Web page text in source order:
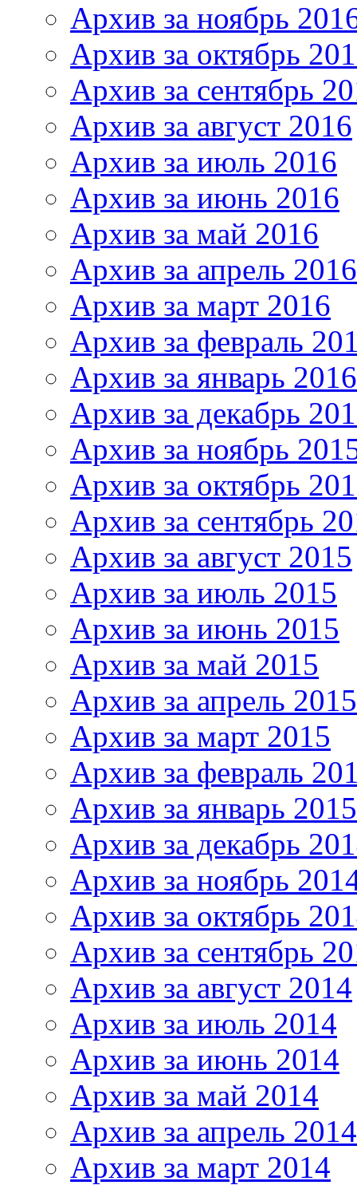
Архив за ноябрь
Архив за октябрь
Архив за сентябрь
Архив за август 2016
Архив за июль 2016
Архив за июнь 2016
Архив за май 2016
Архив за апрель 2016
Архив за март 2016
Архив за февраль
Архив за январь 2016
Архив за декабрь
Архив за ноябрь
Архив за октябрь
Архив за сентябрь
Архив за август 2015
Архив за июль 2015
Архив за июнь 2015
Архив за май 2015
Архив за апрель 2015
Архив за март 2015
Архив за февраль
Архив за январь 2015
Архив за декабрь
Архив за ноябрь
Архив за октябрь
Архив за сентябрь
Архив за август 2014
Архив за июль 2014
Архив за июнь 2014
Архив за май 2014
Архив за апрель 2014
Архив за март 2014